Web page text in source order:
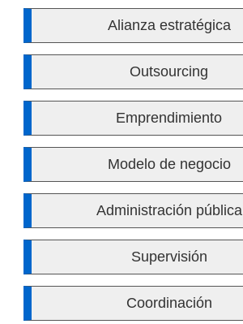
Alianza estratégica
Outsourcing
Emprendimiento
Modelo de negocio
Administración pública
Supervisión
Coordinación